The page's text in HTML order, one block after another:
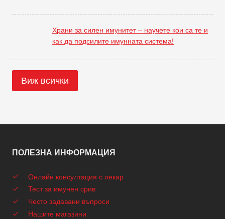
Храни за силен имунитет – научете кои са те и
как да подсилите имунната система!
Виж всички
ПОЛЕЗНА ИНФОРМАЦИЯ
Онлайн консултация с лекар
Тест за имунен срив
Често задавани въпроси
Нашите магазини